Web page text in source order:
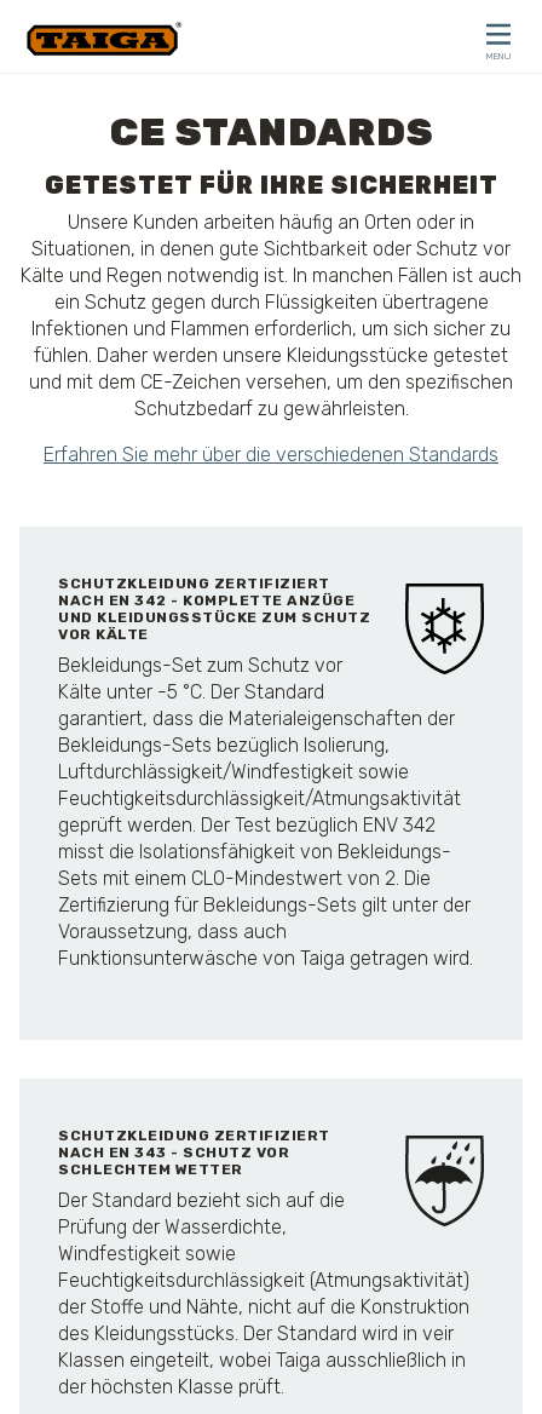
MENU
CE STANDARDS
GETESTET FÜR IHRE SICHERHEIT
Unsere Kunden arbeiten häufig an Orten oder in
Situationen, in denen gute Sichtbarkeit oder Schutz vor
Kälte und Regen notwendig ist. In manchen Fällen ist auch
ein Schutz gegen durch Flüssigkeiten übertragene
Infektionen und Flammen erforderlich, um sich sicher zu
fühlen. Daher werden unsere Kleidungsstücke getestet
und mit dem CE-Zeichen versehen, um den spezifischen
Schutzbedarf zu gewährleisten.
Erfahren Sie mehr über die verschiedenen Standards
SCHUTZKLEIDUNG ZERTIFIZIERT
NACH EN 342 - KOMPLETTE ANZÜGE
UND KLEIDUNGSSTÜCKE ZUM SCHUTZ
VOR KÄLTE
Bekleidungs-Set zum Schutz vor
Kälte unter -5 °C. Der Standard
garantiert, dass die Materialeigenschaften der
Bekleidungs-Sets bezüglich Isolierung,
Luftdurchlässigkeit/Windfestigkeit sowie
Feuchtigkeitsdurchlässigkeit/Atmungsaktivität
geprüft werden. Der Test bezüglich ENV 342
misst die Isolationsfähigkeit von Bekleidungs-
Sets mit einem CLO-Mindestwert von 2. Die
Zertifizierung für Bekleidungs-Sets gilt unter der
Voraussetzung, dass auch
Funktionsunterwäsche von Taiga getragen wird.
SCHUTZKLEIDUNG ZERTIFIZIERT
NACH EN 343 - SCHUTZ VOR
SCHLECHTEM WETTER
Der Standard bezieht sich auf die
Prüfung der Wasserdichte,
Windfestigkeit sowie
Feuchtigkeitsdurchlässigkeit (Atmungsaktivität)
der Stoffe und Nähte, nicht auf die Konstruktion
des Kleidungsstücks. Der Standard wird in veir
Klassen eingeteilt, wobei Taiga ausschließlich in
der höchsten Klasse prüft.